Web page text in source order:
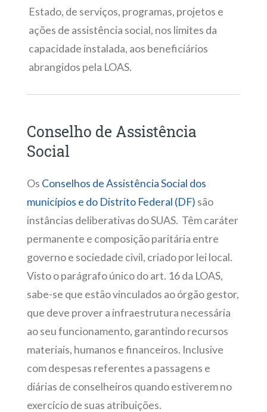
Estado, de serviços, programas, projetos e
ações de assistência social, nos limites da
capacidade instalada, aos beneficiários
abrangidos pela LOAS.
Conselho de Assistência
Social
Os Conselhos de Assistência Social dos
municípios e do Distrito Federal (DF) são
instâncias deliberativas do SUAS. Têm caráter
permanente e composição paritária entre
governo e sociedade civil, criado por lei local.
Visto o parágrafo único do art. 16 da LOAS,
sabe-se que estão vinculados ao órgão gestor,
que deve prover a infraestrutura necessária
ao seu funcionamento, garantindo recursos
materiais, humanos e financeiros. Inclusive
com despesas referentes a passagens e
diárias de conselheiros quando estiverem no
exercício de suas atribuições.